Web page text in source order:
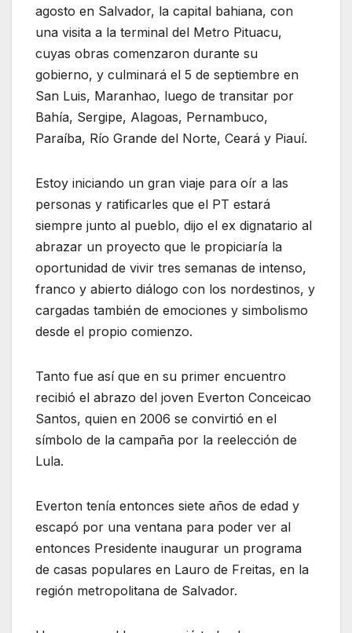
agosto en Salvador, la capital bahiana, con
una visita a la terminal del Metro Pituacu,
cuyas obras comenzaron durante su
gobierno, y culminará el 5 de septiembre en
San Luis, Maranhao, luego de transitar por
Bahía, Sergipe, Alagoas, Pernambuco,
Paraíba, Río Grande del Norte, Ceará y Piauí.
Estoy iniciando un gran viaje para oír a las
personas y ratificarles que el PT estará
siempre junto al pueblo, dijo el ex dignatario al
abrazar un proyecto que le propiciaría la
oportunidad de vivir tres semanas de intenso,
franco y abierto diálogo con los nordestinos, y
cargadas también de emociones y simbolismo
desde el propio comienzo.
Tanto fue así que en su primer encuentro
recibió el abrazo del joven Everton Conceicao
Santos, quien en 2006 se convirtió en el
símbolo de la campaña por la reelección de
Lula.
Everton tenía entonces siete años de edad y
escapó por una ventana para poder ver al
entonces Presidente inaugurar un programa
de casas populares en Lauro de Freitas, en la
región metropolitana de Salvador.